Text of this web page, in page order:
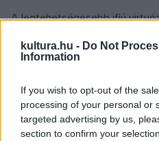
kultura.hu - Do Not
Information
If you wish to opt-out of the
processing of your personal or
targeted advertising by us,
section to confirm your
A legtehetségesebb ifjú
Magyarországon és külföldön
tehetségkutató műsor alatt a
és jövőbeli, magyar és külföldi
egymással, amiből